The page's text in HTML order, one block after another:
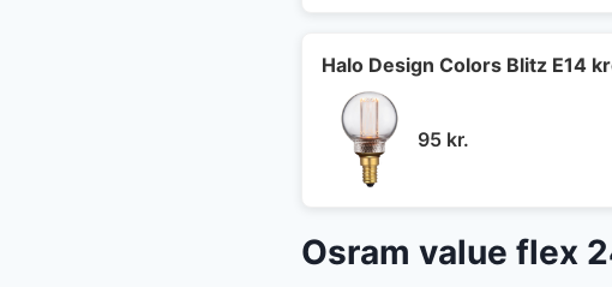
Halo Design Colors Blitz E14
95 kr.
Osram value flex